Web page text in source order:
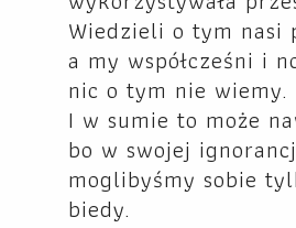
Wiedzieli o tym nasi
a my współcześni i
nic o tym nie wiemy.
I w sumie to może
bo w swojej
moglibyśmy sobie
biedy.